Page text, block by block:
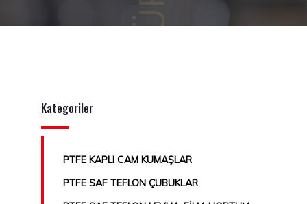
Kategoriler
PTFE KAPLI CAM KUMAŞLAR
PTFE SAF TEFLON ÇUBUKLAR